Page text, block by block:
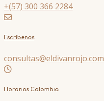
+(57) 300 366 2284
Escríbenos
consultas@eldivanrojo.com
Horarios Colombia